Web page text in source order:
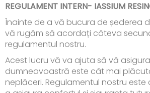
REGULAMENT INTERN- IASSIUM
Înainte de a vă bucura de șederea
vă rugăm să acordați câteva
regulamentul nostru.
Acest lucru vă va ajuta să vă
dumneavoastră este cât mai
neplăceri. Regulamentul nostru